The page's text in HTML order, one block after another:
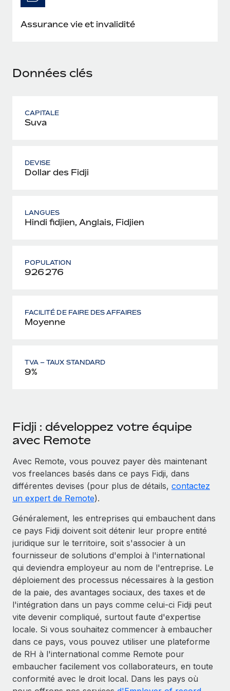
En savoir plus
Assurance vie et invalidité
Données clés
CAPITALE
Suva
DEVISE
Dollar des Fidji
LANGUES
Hindi fidjien, Anglais, Fidjien
POPULATION
926 276
FACILITÉ DE FAIRE DES AFFAIRES
Moyenne
TVA – TAUX STANDARD
9%
Fidji : développez votre équipe
avec Remote
Avec Remote, vous pouvez payer dès maintenant
vos freelances basés dans ce pays Fidji, dans
différentes devises (pour plus de détails, contactez
un expert de Remote).
Généralement, les entreprises qui embauchent dans
ce pays Fidji doivent soit détenir leur propre entité
juridique sur le territoire, soit s'associer à un
fournisseur de solutions d'emploi à l'international
qui deviendra employeur au nom de l'entreprise. Le
déploiement des processus nécessaires à la gestion
de la paie, des avantages sociaux, des taxes et de
l'intégration dans un pays comme celui-ci Fidji peut
vite devenir compliqué, surtout faute d'expertise
locale. Si vous souhaitez commencer à embaucher
dans ce pays, vous pouvez utiliser une plateforme
de RH à l'international comme Remote pour
embaucher facilement vos collaborateurs, en toute
conformité avec le droit local. Dans les pays où